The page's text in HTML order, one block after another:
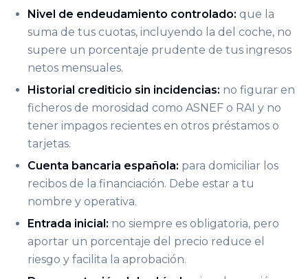
Nivel de endeudamiento controlado: que la
suma de tus cuotas, incluyendo la del coche, no
supere un porcentaje prudente de tus ingresos
netos mensuales.
Historial crediticio sin incidencias: no figurar en
ficheros de morosidad como ASNEF o RAI y no
tener impagos recientes en otros préstamos o
tarjetas.
Cuenta bancaria española: para domiciliar los
recibos de la financiación. Debe estar a tu
nombre y operativa.
Entrada inicial: no siempre es obligatoria, pero
aportar un porcentaje del precio reduce el
riesgo y facilita la aprobación.